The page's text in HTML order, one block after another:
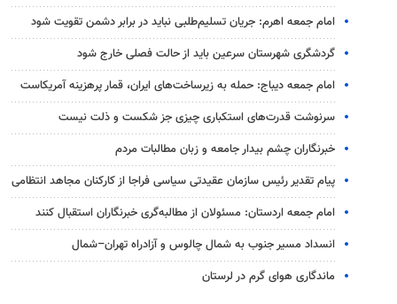
امام جمعه اهرم: جریان تسلیم‌طلبی نباید در برابر دشمن تقویت شود
گردشگری شهرستان سرعین باید از حالت فصلی خارج شود
امام جمعه دیباج: حمله به زیرساخت‌های ایران، قمار پرهزینه آمریکاست
سرنوشت قدرت‌های استکباری چیزی جز شکست و ذلت نیست
خبرنگاران چشم بیدار جامعه و زبان مطالبات مردم
پیام تقدیر رئیس سازمان عقیدتی سیاسی فراجا از کارکنان مجاهد انتظامی
امام جمعه اردستان: مسئولان از مطالبه‌گری خبرنگاران استقبال کنند
انسداد مسیر جنوب به شمال چالوس و آزادراه تهران–شمال
ماندگاری هوای گرم در لرستان